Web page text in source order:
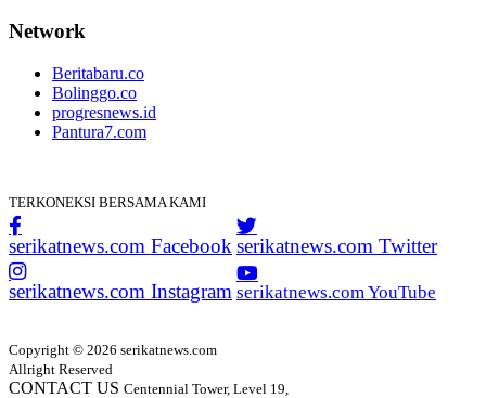
Network
Beritabaru.co
Bolinggo.co
progresnews.id
Pantura7.com
TERKONEKSI BERSAMA KAMI
serikatnews.com Facebook serikatnews.com Twitter
serikatnews.com Instagram serikatnews.com YouTube
Copyright © 2026 serikatnews.com
Allright Reserved
CONTACT US Centennial Tower, Level 19,